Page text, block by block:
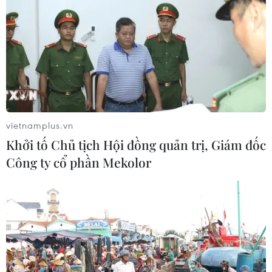
Australia xét nghiệm máu xác định người
nhiễm COVID-19 trong 20 phút
17/07/2020 10:37
Bộ xét nghiệm này - sử dụng 25 micro lít huyết tương từ
các mẫu máu, để tìm kiếm ngưng tụ, tức một khối hồng
huyết cầu do virus SARS-CoV-2 tạo ra.
vietnamplus.vn
Khởi tố Chủ tịch Hội đồng quản trị, Giám đốc
Công ty cổ phần Mekolor